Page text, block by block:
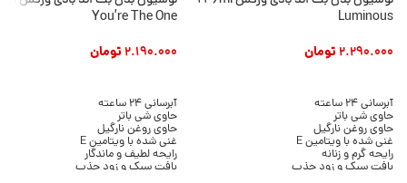
Luminous
2.290.000تومان
آبرسانی 24 ساعته
حاوی شی باتر
حاوی روغن نارگیل
غنی شده با ویتامین E
رایحه گرم و زنانه
بافت سبک و زود جذب
You’re The One
2.190.000تومان
آبرسانی 24 ساعته
حاوی شی باتر
حاوی روغن نارگیل
غنی شده با ویتامین E
رایحه لطیف و ماندگار
بافت سبک و زود جذب